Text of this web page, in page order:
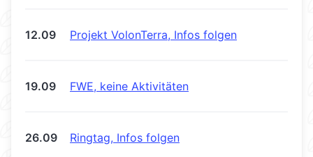
12.09 Projekt VolonTerra, Infos folgen
19.09 FWE, keine Aktivitäten
26.09 Ringtag, Infos folgen